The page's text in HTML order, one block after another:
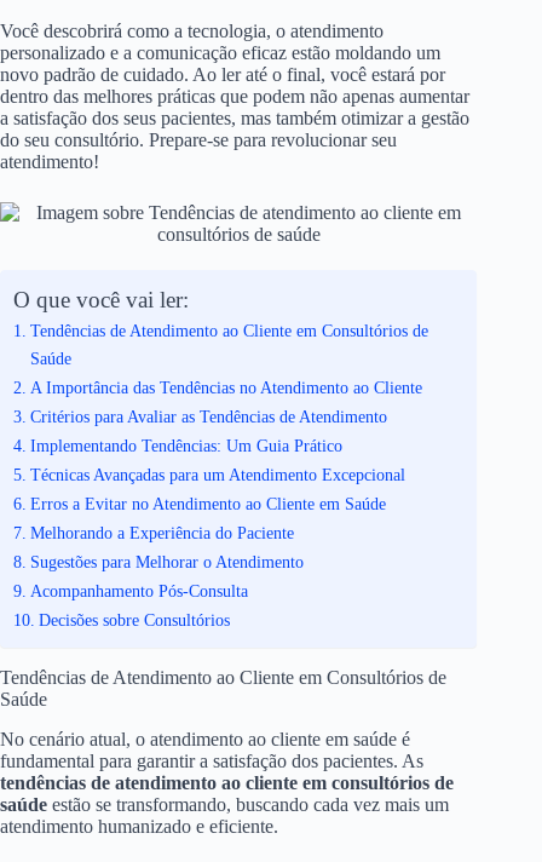
Você descobrirá como a tecnologia, o atendimento
personalizado e a comunicação eficaz estão moldando um
novo padrão de cuidado. Ao ler até o final, você estará por
dentro das melhores práticas que podem não apenas aumentar
a satisfação dos seus pacientes, mas também otimizar a gestão
do seu consultório. Prepare-se para revolucionar seu
atendimento!
O que você vai ler:
Tendências de Atendimento ao Cliente em Consultórios de
Saúde
A Importância das Tendências no Atendimento ao Cliente
Critérios para Avaliar as Tendências de Atendimento
Implementando Tendências: Um Guia Prático
Técnicas Avançadas para um Atendimento Excepcional
Erros a Evitar no Atendimento ao Cliente em Saúde
Melhorando a Experiência do Paciente
Sugestões para Melhorar o Atendimento
Acompanhamento Pós-Consulta
Decisões sobre Consultórios
Tendências de Atendimento ao Cliente em Consultórios de
Saúde
No cenário atual, o atendimento ao cliente em saúde é
fundamental para garantir a satisfação dos pacientes. As
tendências de atendimento ao cliente em consultórios de
saúde estão se transformando, buscando cada vez mais um
atendimento humanizado e eficiente.